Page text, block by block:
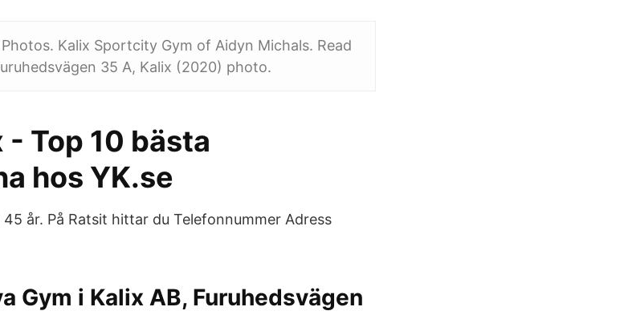
Kalix Sportcity Gym of Aidyn Michals. Read
35 A, Kalix (2020) photo.
Top 10 bästa
hos YK.se
år. På Ratsit hittar du Telefonnummer Adress
Gym i Kalix AB, Furuhedsvägen